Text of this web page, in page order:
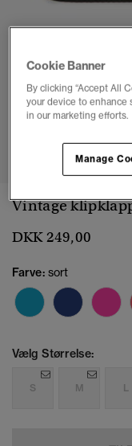
Vintage
DKK 249,00
Farve: sort
Vælg Størrelse:
S M L
Cookie Banner
By clicking “Accept All
your device to enhance
in our marketing efforts.
Manage